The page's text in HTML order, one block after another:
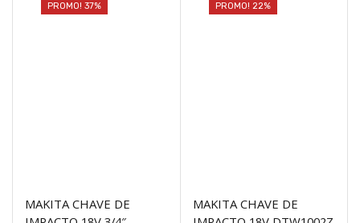
PROMO! 37%
MAKITA CHAVE DE
PROMO! 22%
MAKITA CHAVE DE